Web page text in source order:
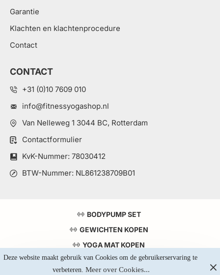
Deze website maakt gebruik van Cookies om de gebruikerservaring te
verbeteren. Meer over Cookies...
Garantie
Klachten en klachtenprocedure
Contact
CONTACT
+31 (0)10 7609 010
info@fitnessyogashop.nl
Van Nelleweg 1 3044 BC, Rotterdam
Contactformulier
KvK-Nummer: 78030412
BTW-Nummer: NL861238709B01
BODYPUMP SET
GEWICHTEN KOPEN
YOGA MAT KOPEN
TOP 5 KRACHTSTATIONS